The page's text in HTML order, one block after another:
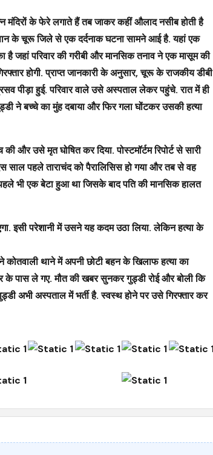
के फेरे लगाते हैं तब जाकर कहीं औलाद नसीब होती है
के चूरू जिले से एक दर्दनाक घटना सामने आई है. यहां एक
जहां परिवार की गरीबी और मानसिक तनाव ने एक मासूम की
होगी. प्राप्त जानकारी के अनुसार, चूरू के राजकीय डीबी
पीड़ा हुई. परिवार वाले उसे अस्पताल लेकर पहुंचे. रात में ही
ने बच्चे का मुंह दबाया और फिर गला घोंटकर उसकी हत्या
उसे मृत घोषित कर दिया. पोस्टमॉर्टम रिपोर्ट से सारी
साल पहले ताराचंद को पैरालिसिस हो गया और तब से वह
भी एक बेटा हुआ था जिसके बाद पति की मानसिक हालत
इसी परेशानी में उसने यह कदम उठा लिया. लेकिन हत्या के
कोतवाली थाने में अपनी छोटी बहन के खिलाफ हत्या का
के पास ले गए. मौत की खबर सुनकर गुड्डी रोई और बोली कि
अभी अस्पताल में भर्ती है. स्वस्थ होने पर उसे गिरफ्तार कर